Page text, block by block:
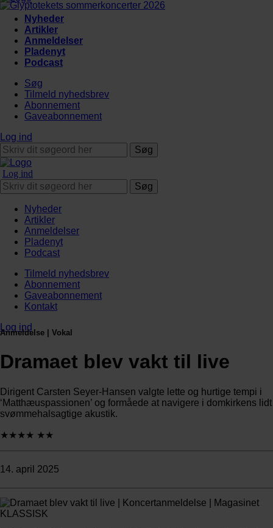
Nyheder
Artikler
Anmeldelser
Pladenyt
Podcast
Søg
Tilmeld nyhedsbrev
Abonnement
Gaveabonnement
Log ind
Søg
Log ind
Søg
Nyheder
Artikler
Anmeldelser
Pladenyt
Podcast
Tilmeld nyhedsbrev
Abonnement
Gaveabonnement
Kontakt
Log ind
Anmeldelse | Vokal
Dramaet blev vakt til live
Dirigent Carsten Seyer-Hansen valgte lette og hurtige tempi i
‘Matthæuspassionen’ og formåede at navigere i domkirkens lidt
svømmehalsagtige akustik.
★★★★ ★★
14. april 2025